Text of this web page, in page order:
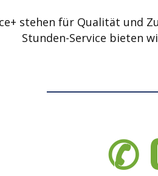
stehen für Qualität und
Stunden-Service bieten
✆